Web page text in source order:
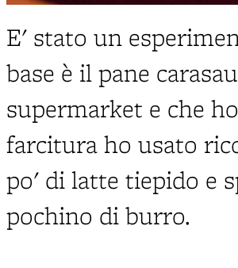
E' stato un
base è il pane
supermarket e che
farcitura ho usato
po' di latte tiepido e
pochino di burro.